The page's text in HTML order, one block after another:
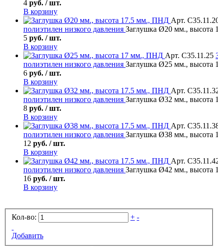
4 руб. / шт.
В корзину
Арт.
полиэтилен низкого давления Заглушка Ø20 мм.,
5 руб. / шт.
В корзину
Арт. С35.11.25
полиэтилен низкого давления Заглушка Ø25 мм.,
6 руб. / шт.
В корзину
Арт.
полиэтилен низкого давления Заглушка Ø32 мм.,
8 руб. / шт.
В корзину
Арт.
полиэтилен низкого давления Заглушка Ø38 мм.,
12 руб. / шт.
В корзину
Арт.
полиэтилен низкого давления Заглушка Ø42 мм.,
16 руб. / шт.
В корзину
Кол-во: + -
Добавить